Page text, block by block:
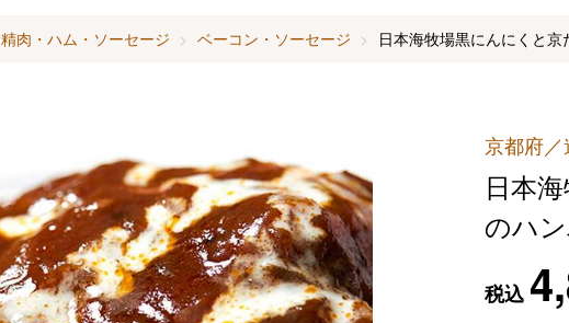
精肉・ハム・ソーセージ ベーコン・ソーセージ 日本海牧場黒にんにくと京
京都府
日本
のハ
税込